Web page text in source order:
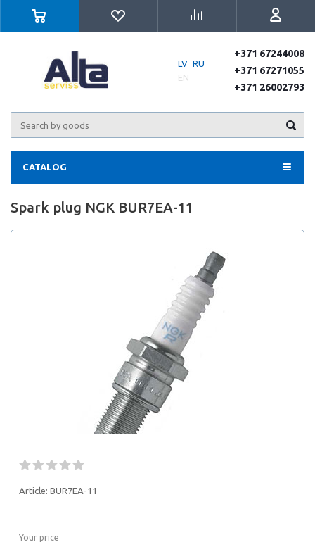
LV RU
EN
+371 67244008
+371 67271055
+371 26002793
CATALOG
Spark plug NGK BUR7EA-11
Article: BUR7EA-11
Your price